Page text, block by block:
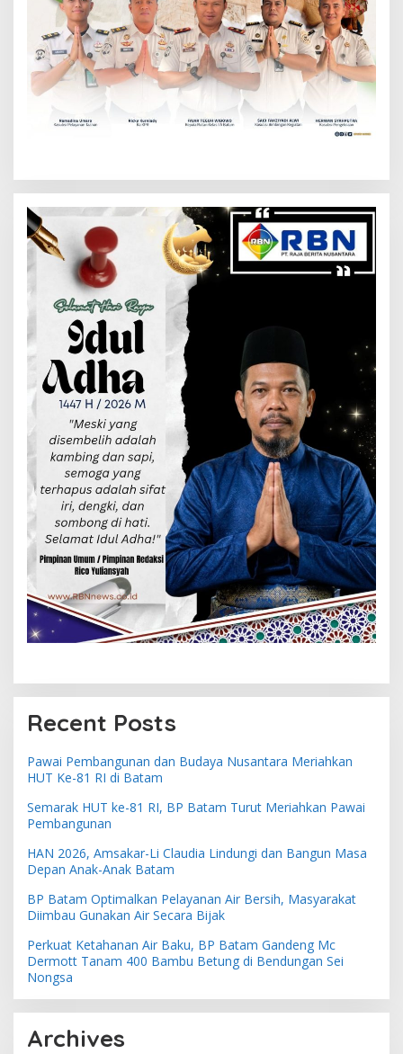
Recent Posts
Pawai Pembangunan dan Budaya Nusantara Meriahkan
HUT Ke-81 RI di Batam
Semarak HUT ke-81 RI, BP Batam Turut Meriahkan Pawai
Pembangunan
HAN 2026, Amsakar-Li Claudia Lindungi dan Bangun Masa
Depan Anak-Anak Batam
BP Batam Optimalkan Pelayanan Air Bersih, Masyarakat
Diimbau Gunakan Air Secara Bijak
Perkuat Ketahanan Air Baku, BP Batam Gandeng Mc
Dermott Tanam 400 Bambu Betung di Bendungan Sei
Nongsa
Archives